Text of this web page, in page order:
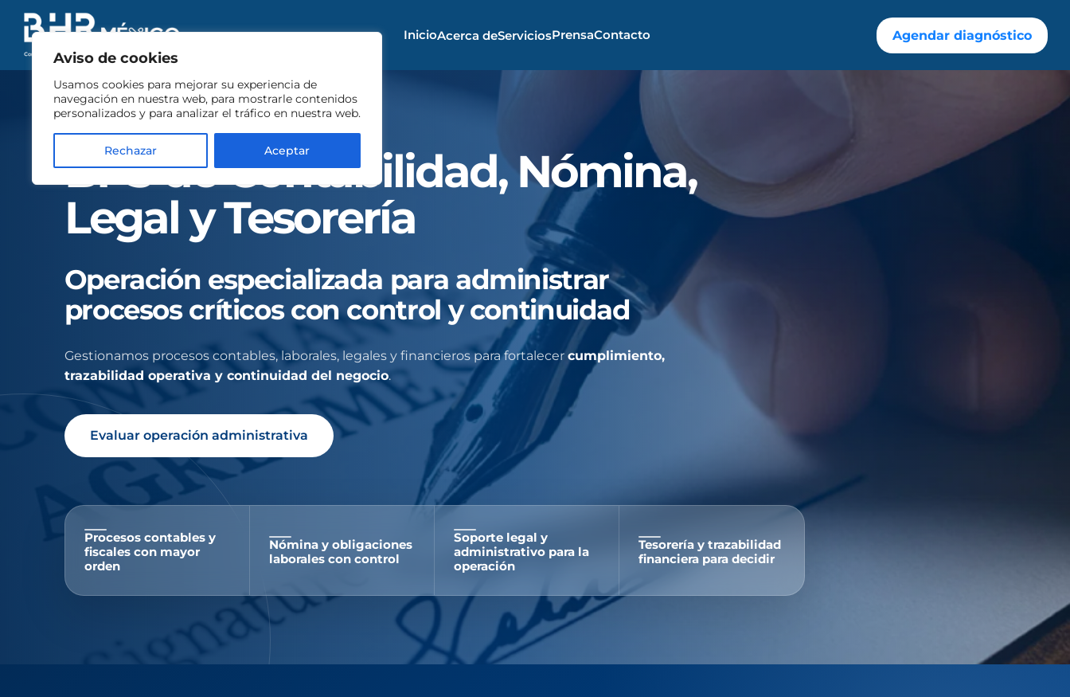
Aviso de cookies
Usamos cookies para mejorar su experiencia de
navegación en nuestra web, para mostrarle contenidos
personalizados y para analizar el tráfico en nuestra web.
Rechazar Aceptar
InicioAcerca deServiciosPrensaContacto Agendar diagnóstico
BPS de Contabilidad, Nómina,
Legal y Tesorería
Operación especializada para administrar
procesos críticos con control y continuidad
Gestionamos procesos contables, laborales, legales y financieros para fortalecercumplimiento,
trazabilidad operativa y continuidad del negocio.
Evaluar operación administrativa
Procesos contables y
fiscales con mayor
orden
Nómina y obligaciones
laborales con control
Soporte legal y
administrativo para la
operación
Tesorería y trazabilidad
financiera para decidir